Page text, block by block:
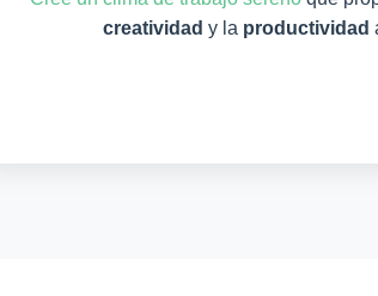
creatividad y la productividad